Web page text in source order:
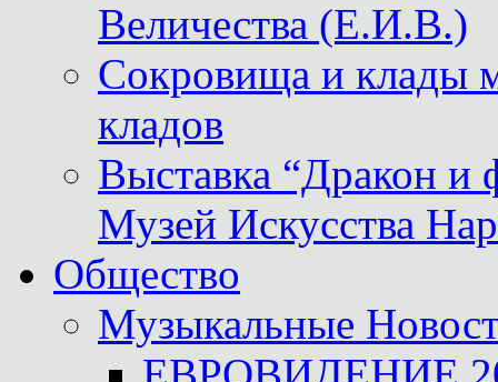
Величества (Е.И.В.)
Сокровища и клады
кладов
Выставка “Дракон и
Музей Искусства
Общество
Музыкальные